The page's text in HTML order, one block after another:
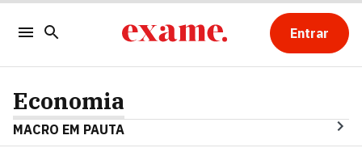
Entrar
Economia
MACRO EM PAUTA